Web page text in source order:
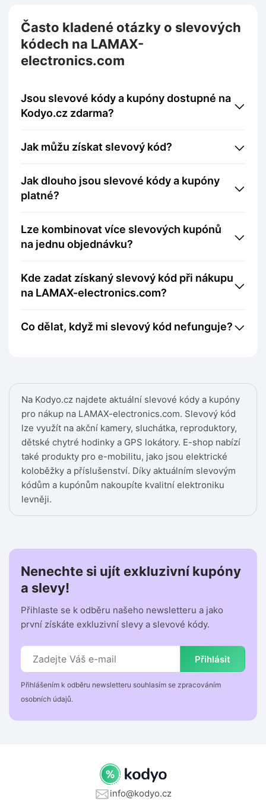
Na Kodyo.cz najdete aktuální slevové kódy a kupóny
pro nákup na LAMAX-electronics.com. Slevový kód
lze využít na akční kamery, sluchátka, reproduktory,
dětské chytré hodinky a GPS lokátory. E-shop nabízí
také produkty pro e-mobilitu, jako jsou elektrické
koloběžky a příslušenství. Díky aktuálním slevovým
kódům a kupónům nakoupíte kvalitní elektroniku
levněji.
Často kladené otázky o slevových
kódech na LAMAX-
electronics.com
Jsou slevové kódy a kupóny dostupné na
Kodyo.cz zdarma?
Jak můžu získat slevový kód?
Jak dlouho jsou slevové kódy a kupóny
platné?
Lze kombinovat více slevových kupónů
na jednu objednávku?
Kde zadat získaný slevový kód při nákupu
na LAMAX-electronics.com?
Co dělat, když mi slevový kód nefunguje?
Nenechte si ujít exkluzivní kupóny
a slevy!
Přihlaste se k odběru našeho newsletteru a jako
první získáte exkluzivní slevy a slevové kódy.
Přihlásit
Přihlášením k odběru newsletteru souhlasím se zpracováním
osobních údajů.
info@kodyo.cz